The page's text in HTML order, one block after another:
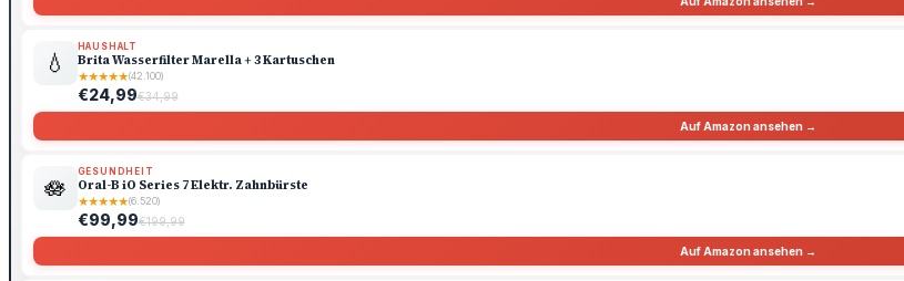
💧
HAUSHALT
Brita Wasserfilter Marella + 3 Kartuschen
★★★★★(42.100)
€24,99€34,99
Auf Amazon ansehen →
🪷
GESUNDHEIT
Oral-B iO Series 7 Elektr. Zahnbürste
★★★★★(6.520)
€99,99€199,99
Auf Amazon ansehen →